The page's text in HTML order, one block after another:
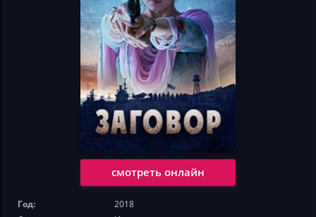
смотреть онлайн
Год:
2018